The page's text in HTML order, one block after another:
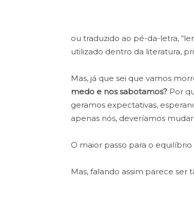
ou traduzido ao pé-da-letra,
utilizado dentro da literatura,
Mas, já que sei que vamos
medo e nos sabotamos? Por
geramos expectativas,
apenas nós, deveríamos mudar.
O maior passo para o
Mas, falando assim parece ser